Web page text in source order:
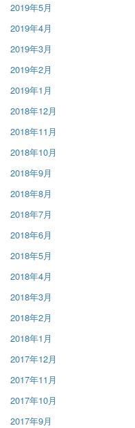
2019年5月
2019年4月
2019年3月
2019年2月
2019年1月
2018年12月
2018年11月
2018年10月
2018年9月
2018年8月
2018年7月
2018年6月
2018年5月
2018年4月
2018年3月
2018年2月
2018年1月
2017年12月
2017年11月
2017年10月
2017年9月